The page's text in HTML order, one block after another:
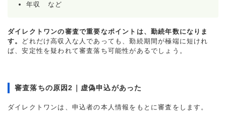
年収 など
ダイレクトワンの審査で重要なポイントは、勤続年数になりま
す。
どれだけ高収入な人であっても、勤続期間が極端に短けれ
ば、安定性を疑われて審査落ち可能性があるでしょう。
審査落ちの原因2｜虚偽申込があった
ダイレクトワンは、申込者の本人情報をもとに審査をします。